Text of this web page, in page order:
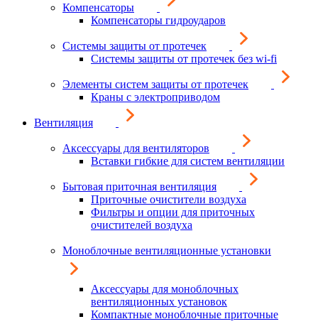
Компенсаторы
Компенсаторы гидроударов
Системы защиты от протечек
Системы защиты от протечек без wi-fi
Элементы систем защиты от протечек
Краны с электроприводом
Вентиляция
Аксессуары для вентиляторов
Вставки гибкие для систем вентиляции
Бытовая приточная вентиляция
Приточные очистители воздуха
Фильтры и опции для приточных
очистителей воздуха
Моноблочные вентиляционные установки
Аксессуары для моноблочных
вентиляционных установок
Компактные моноблочные приточные